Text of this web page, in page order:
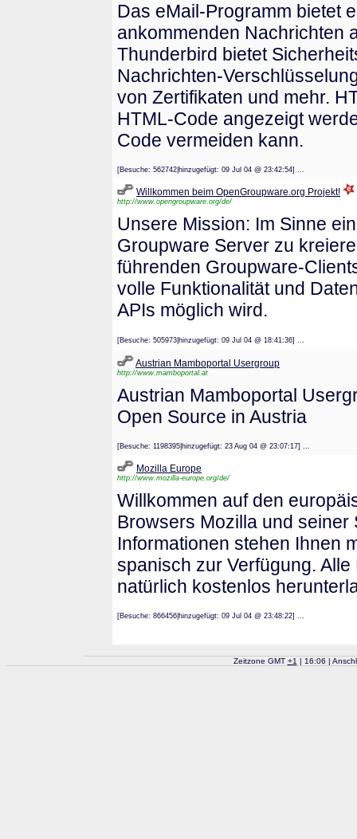
Das eMail-Programm bietet
ankommenden Nachrichten
Thunderbird bietet
Nachrichten-
von Zertifikaten und mehr.
HTML-Code angezeigt
Code vermeiden kann.
[Besuche: 562742|hinzugefügt: 09 Jul 04 @ 23:42:54] ...
Willkommen beim OpenGroupware.org Projekt!
http://www.opengroupware.org/de/
Unsere Mission: Im Sinne
Groupware Server zu
führenden Groupware-
volle Funktionalität und
APIs möglich wird.
[Besuche: 505973|hinzugefügt: 09 Jul 04 @ 18:41:36] ...
Austrian Mamboportal Usergroup
http://www.mamboportal.at
Austrian Mamboportal
Open Source in Austria
[Besuche: 1198395|hinzugefügt: 23 Aug 04 @ 23:07:17] ...
Mozilla Europe
http://www.mozilla-europe.org/de/
Willkommen auf den
Browsers Mozilla und
Informationen stehen Ihnen
spanisch zur Verfügung.
natürlich kostenlos
[Besuche: 866456|hinzugefügt: 09 Jul 04 @ 23:48:22] ...
Zeitzone GMT +1 | 16:06 |